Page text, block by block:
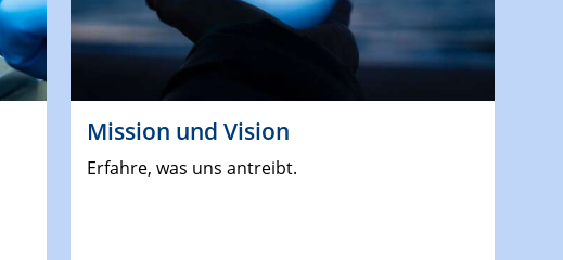
Mission und Vision
Erfahre, was uns antreibt.